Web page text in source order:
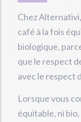
Chez
café à la fois
biologique,
que le respect
avec le respect
Lorsque vous
équitable, ni